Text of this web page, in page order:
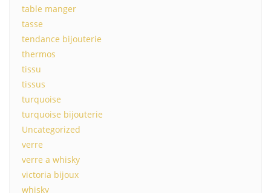
table manger
tasse
tendance bijouterie
thermos
tissu
tissus
turquoise
turquoise bijouterie
Uncategorized
verre
verre a whisky
victoria bijoux
whisky